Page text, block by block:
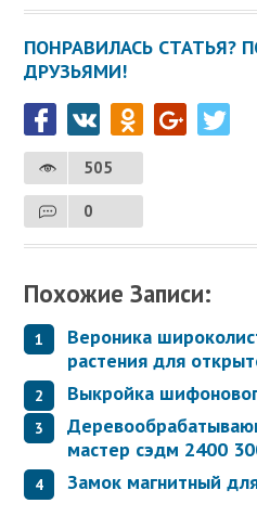
ПОНРАВИЛАСЬ СТАТЬЯ?
ДРУЗЬЯМИ!
505
0
Похожие Записи:
Вероника
растения для
Выкройка
мастер сэдм 2400
Замок магнитный